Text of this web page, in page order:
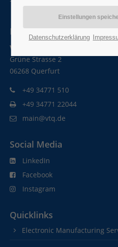
Kontaktdaten
VTQ Videotronik GmbH
Grüne Strasse 2
06268 Querfurt
+49 34771 510
+49 34771 22044
main@vtq.de
Social Media
LinkedIn
Facebook
Instagram
Quicklinks
Electronic Manufacturing
Datenschutzerklärung